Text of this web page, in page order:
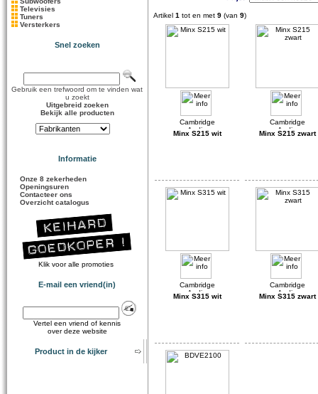
Televisies
Tuners
Versterkers
Snel zoeken
Gebruik een trefwoord om te vinden wat
u zoekt
Uitgebreid zoeken
Bekijk alle producten
Informatie
Onze 8 zekerheden
Openingsuren
Contacteer ons
Overzicht catalogus
Klik voor alle promoties
E-mail een vriend(in)
Vertel een vriend of kennis
over deze website
Product in de kijker
Artikel 1 tot en met 9 (van 9)
Minx S215 wit Minx S215 zwart
Minx S315 wit Minx S315 zwart